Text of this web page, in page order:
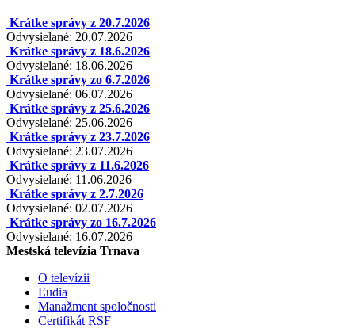
Krátke správy z 20.7.2026
Odvysielané: 20.07.2026
Krátke správy z 18.6.2026
Odvysielané: 18.06.2026
Krátke správy zo 6.7.2026
Odvysielané: 06.07.2026
Krátke správy z 25.6.2026
Odvysielané: 25.06.2026
Krátke správy z 23.7.2026
Odvysielané: 23.07.2026
Krátke správy z 11.6.2026
Odvysielané: 11.06.2026
Krátke správy z 2.7.2026
Odvysielané: 02.07.2026
Krátke správy zo 16.7.2026
Odvysielané: 16.07.2026
Mestská televízia Trnava
O televízii
Ľudia
Manažment spoločnosti
Certifikát RSF